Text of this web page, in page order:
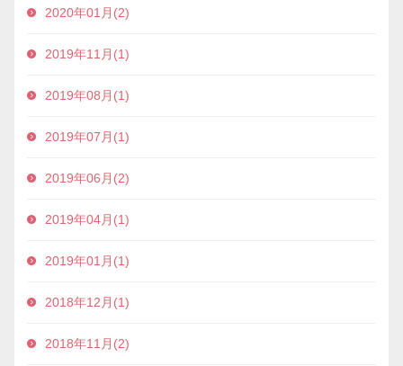
2020年01月(2)
2019年11月(1)
2019年08月(1)
2019年07月(1)
2019年06月(2)
2019年04月(1)
2019年01月(1)
2018年12月(1)
2018年11月(2)